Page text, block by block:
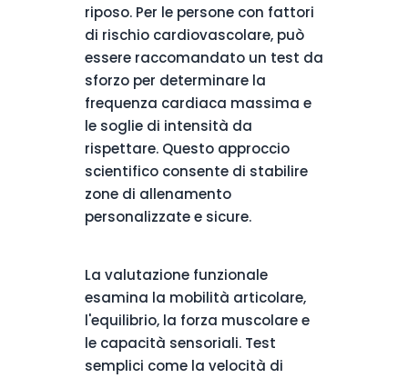
riposo. Per le persone con fattori
di rischio cardiovascolare, può
essere raccomandato un test da
sforzo per determinare la
frequenza cardiaca massima e
le soglie di intensità da
rispettare. Questo approccio
scientifico consente di stabilire
zone di allenamento
personalizzate e sicure.
La valutazione funzionale
esamina la mobilità articolare,
l'equilibrio, la forza muscolare e
le capacità sensoriali. Test
semplici come la velocità di